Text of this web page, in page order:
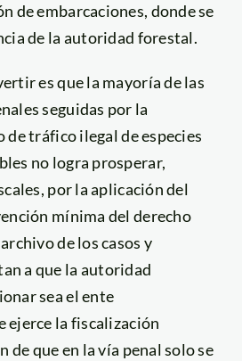
de embarcaciones, donde se
de la autoridad forestal.
es que la mayoría de las
seguidas por la
tráfico ilegal de especies
no logra prosperar,
por la aplicación del
mínima del derecho
de los casos y
a que la autoridad
sea el ente
la fiscalización
de que en la vía penal solo se